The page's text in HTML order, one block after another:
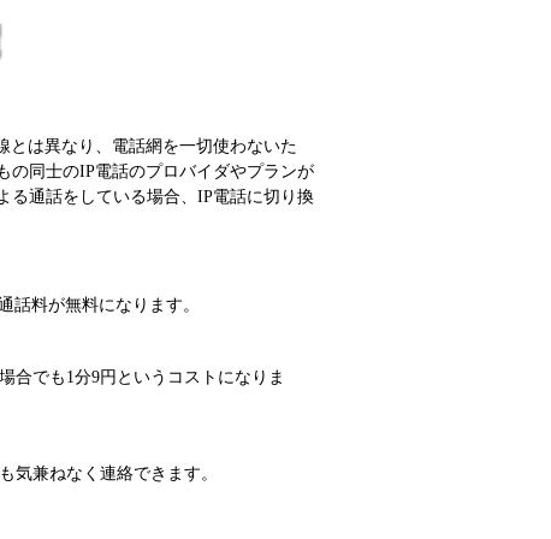
とは異なり、電話網を一切使わないた
の同士のIP電話のプロバイダやプランが
る通話をしている場合、IP電話に切り換
話料が無料になります。
合でも1分9円というコストになりま
気兼ねなく連絡できます。